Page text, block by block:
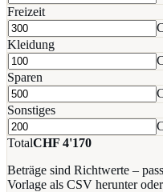
Freizeit
Kleidung
Sparen
Sonstiges
TotalCHF 4'170
Beträge sind Richtwerte –
Vorlage als CSV herunter